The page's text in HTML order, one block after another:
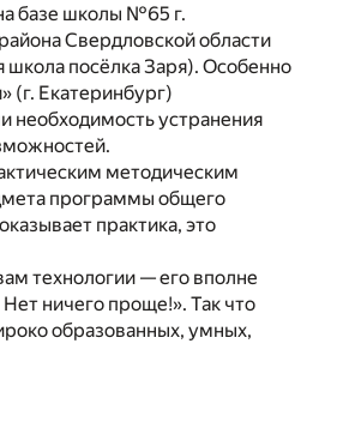
базе школы №65 г.
Свердловской области
посёлка Заря). Особенно
(г. Екатеринбург)
необходимость устранения
методическим
программы общего
практика, это
технологии — его вполне
ничего проще!». Так что
образованных, умных,